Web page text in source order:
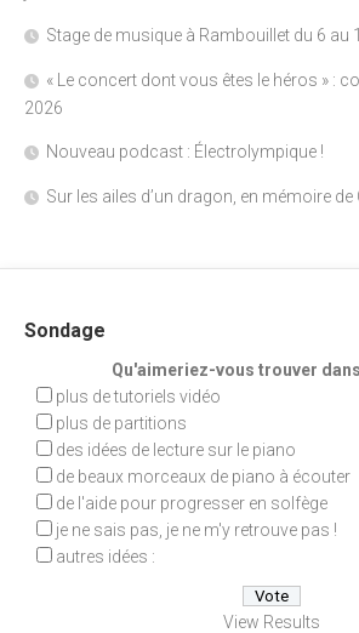
Stage de musique à Rambouillet du 6 au
« Le concert dont vous êtes le héros » :
2026
Nouveau podcast : Électrolympique !
Sur les ailes d’un dragon, en mémoire de
Sondage
Qu'aimeriez-vous trouver
plus de tutoriels vidéo
plus de partitions
des idées de lecture sur le piano
de beaux morceaux de piano à écouter
de l'aide pour progresser en solfège
je ne sais pas, je ne m'y retrouve pas !
autres idées :
View Results